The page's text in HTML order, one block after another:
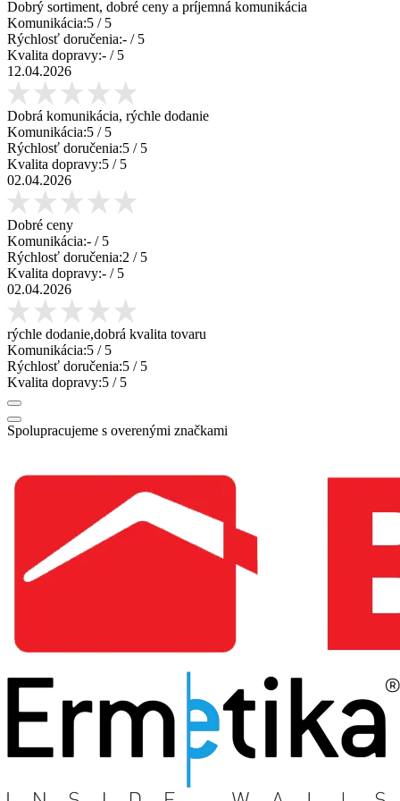
Dobrý sortiment, dobré ceny a príjemná komunikácia
Komunikácia:5 / 5
Rýchlosť doručenia:- / 5
Kvalita dopravy:- / 5
12.04.2026
Dobrá komunikácia, rýchle dodanie
Komunikácia:5 / 5
Rýchlosť doručenia:5 / 5
Kvalita dopravy:5 / 5
02.04.2026
Dobré ceny
Komunikácia:- / 5
Rýchlosť doručenia:2 / 5
Kvalita dopravy:- / 5
02.04.2026
rýchle dodanie,dobrá kvalita tovaru
Komunikácia:5 / 5
Rýchlosť doručenia:5 / 5
Kvalita dopravy:5 / 5
Spolupracujeme s overenými značkami